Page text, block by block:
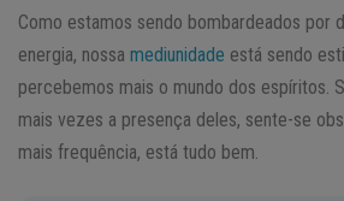
Como estamos sendo bombardeados por
energia, nossa mediunidade está sendo
percebemos mais o mundo dos espíritos.
mais vezes a presença deles, sente-se
mais frequência, está tudo bem.